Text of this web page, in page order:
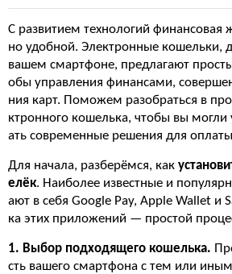
С развитием технологий финансовая
но удобной. Электронные кошельки,
вашем смартфоне, предлагают
обы управления финансами,
ния карт. Поможем разобраться в
ктронного кошелька, чтобы вы могли
ать современные решения для
Для начала, разберёмся, как
елёк. Наиболее известные и
ают в себя Google Pay, Apple Wallet и
ка этих приложений — простой
1. Выбор подходящего кошелька.
сть вашего смартфона с тем или